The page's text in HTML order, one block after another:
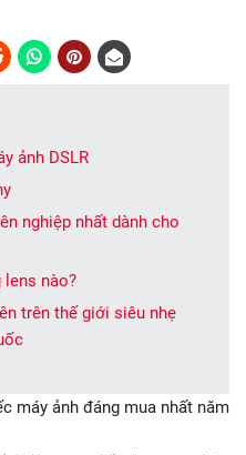
ảnh DSLR
nghiệp nhất dành cho
lens nào?
trên thế giới siêu nhẹ